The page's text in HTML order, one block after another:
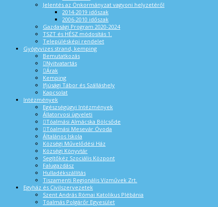
Jelentés az Önkormányzat vagyoni helyzetéről
2014-2019 időszak
2006-2010 időszak
Gazdasági Program 2020-2024
TSZT és HÉSZ módosítás 1.
Településképi rendelet
Gyógyvizes strand, kemping
Bemutatkozás
Nyitvatartás
Árak
Kemping
Ifjúsági Tábor és Szálláshely
Kapcsolat
Intézmények
Egészségügyi Intézmények
Állatorvosi ügyeleti
Tóalmási Almácska Bölcsőde
Tóalmási Mesevár Óvoda
Általános Iskola
Községi Művelődési Ház
Községi Könyvtár
Segítőkéz Szociális Központ
Falugazdász
Hulladékszállítás
Tiszamenti Regionális Vízművek Zrt.
Egyház és Civilszervezetek
Szent András Római Katolikus Plébánia
Tóalmás Polgárőr Egyesület